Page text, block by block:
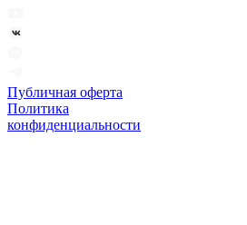
Публичная оферта
Политика
конфиденциальности